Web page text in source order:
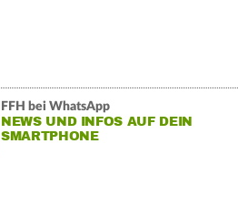
FFH bei WhatsApp
NEWS UND INFOS AUF DEIN
SMARTPHONE